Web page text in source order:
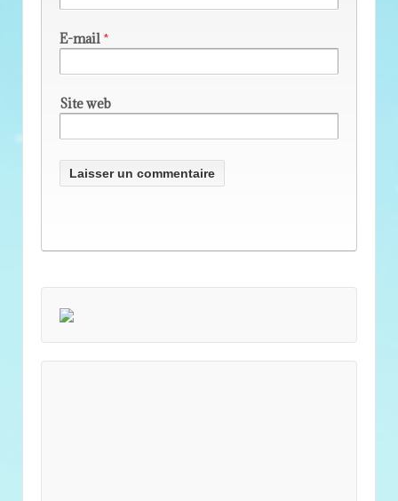
E-mail*
Site web